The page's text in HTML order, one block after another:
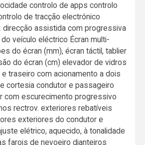
controlo de apps controlo
de tracção electrónico
direcção assistida com progressiva
veículo eléctrico Écran multi-
do écran (mm), écran táctil, tablier
do écran (cm) elevador de vidros
traseiro com acionamento a dois
cortesia condutor e passageiro
com escurecimento progressivo
rectrov. exteriores rebatíveis
exteriores do condutor e
elétrico, aquecido, à tonalidade
farois de nevoeiro dianteiros